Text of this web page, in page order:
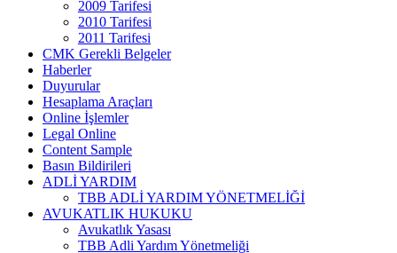
2009 Tarifesi
2010 Tarifesi
2011 Tarifesi
CMK Gerekli Belgeler
Haberler
Duyurular
Hesaplama Araçları
Online İşlemler
Legal Online
Content Sample
Basın Bildirileri
ADLİ YARDIM
TBB ADLİ YARDIM YÖNETMELİĞİ
AVUKATLIK HUKUKU
Avukatlık Yasası
TBB Adli Yardım Yönetmeliği